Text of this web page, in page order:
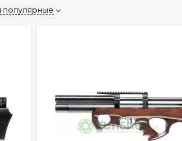
популярные